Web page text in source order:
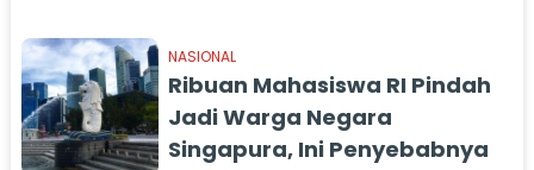
NASIONAL
Ribuan Mahasiswa RI Pindah
Jadi Warga Negara
Singapura, Ini Penyebabnya